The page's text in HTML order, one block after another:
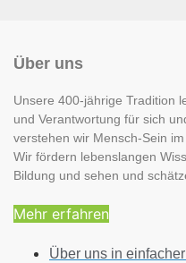
Über uns
Unsere 400-jährige Tradition
und Verantwortung für sich
verstehen wir Mensch-Sein im
Wir fördern lebenslangen
Bildung und sehen und
Mehr erfahren
Über uns in